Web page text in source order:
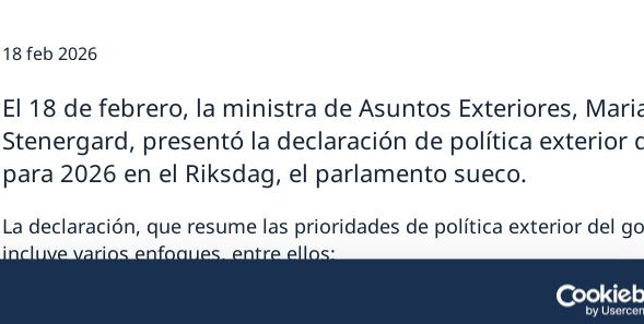
18 feb 2026
El 18 de febrero, la ministra de Asuntos Exteriores,
Stenergard, presentó la declaración de política exterior
para 2026 en el Riksdag, el parlamento sueco.
La declaración, que resume las prioridades de política exterior del
incluye varios enfoques, entre ellos: